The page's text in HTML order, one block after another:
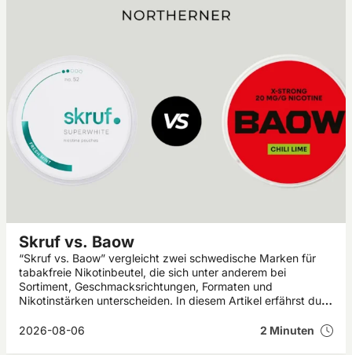
Skruf vs. Baow
“Skruf vs. Baow” vergleicht zwei schwedische Marken für
tabakfreie Nikotinbeutel, die sich unter anderem bei
Sortiment, Geschmacksrichtungen, Formaten und
Nikotinstärken unterscheiden. In diesem Artikel erfährst du,
aufweisen.
2026-08-06 2 Minuten